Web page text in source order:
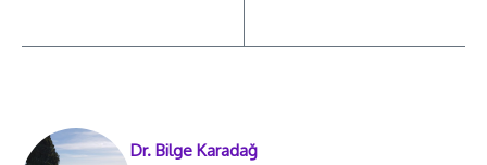
Dr. Bilge Karadağ